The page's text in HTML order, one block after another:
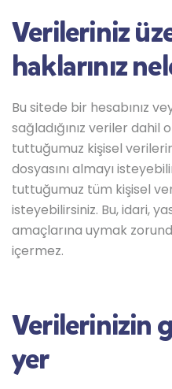
Verileriniz
haklarınız
Bu sitede bir hesabınız
sağladığınız veriler dahil
tuttuğumuz kişisel
dosyasını almayı
tuttuğumuz tüm kişisel
isteyebilirsiniz. Bu, idari,
amaçlarına uymak
içermez.
Verilerinizin
yer